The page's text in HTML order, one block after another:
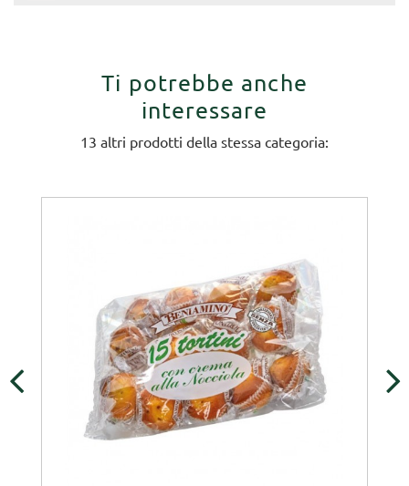
Ti potrebbe anche
interessare
13 altri prodotti della stessa categoria: